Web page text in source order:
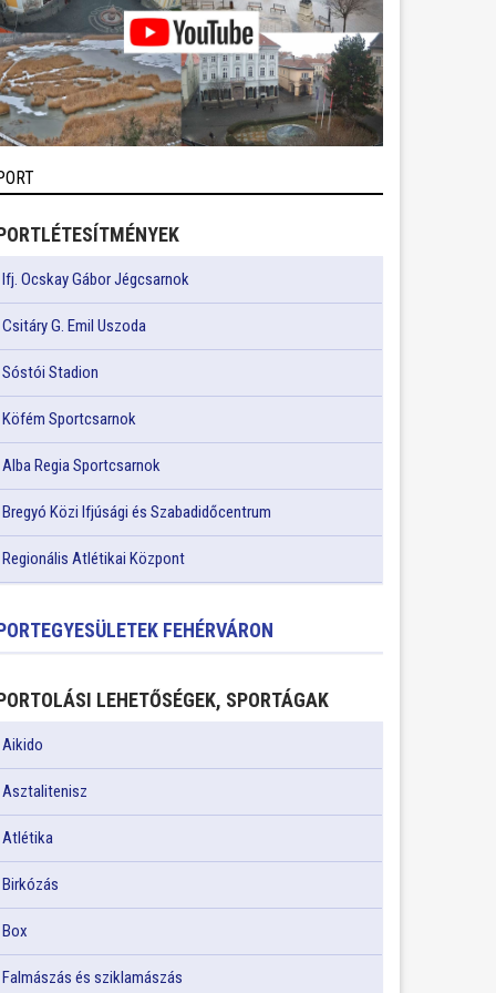
Ifj. Ocskay Gábor Jégcsarnok
Csitáry G. Emil Uszoda
Sóstói Stadion
Köfém Sportcsarnok
Alba Regia Sportcsarnok
Bregyó Közi Ifjúsági és Szabadidőcentrum
Regionális Atlétikai Központ
FEHÉRVÁRON
LEHETŐSÉGEK, SPORTÁGAK
Aikido
Asztalitenisz
Atlétika
Birkózás
Box
Falmászás és sziklamászás